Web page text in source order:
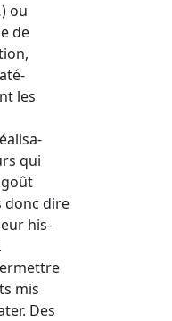
ou
de
les
qui
donc dire
his-
mis
Des